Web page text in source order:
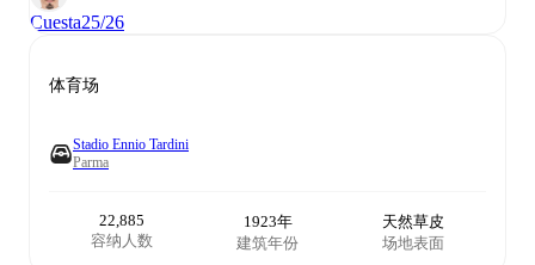
Cuesta25/26
体育场
Stadio Ennio Tardini
Parma
22,885
容纳人数
1923年
建筑年份
天然草皮
场地表面